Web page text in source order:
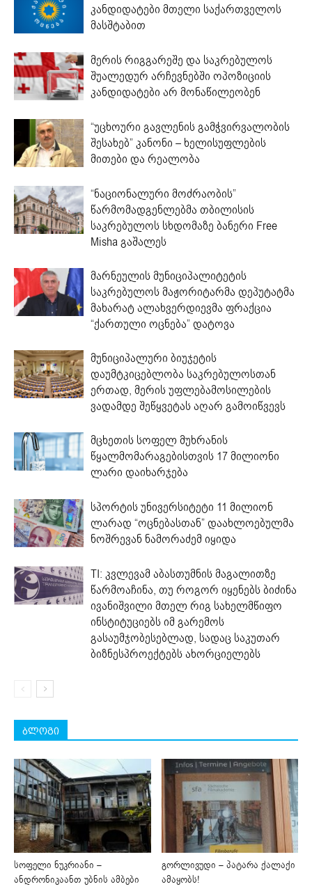
კანდიდატები მთელი საქართველოს
მასშტაბით
მერის რიგგარეშე და საკრებულოს
შუალედურ არჩევნებში ოპოზიციის
კანდიდატები არ მონაწილეობენ
“უცხოური გავლენის გამჭვირვალობის
შესახებ” კანონი – ხელისუფლების
მითები და რეალობა
“ნაციონალური მოძრაობის”
წარმომადგენლებმა თბილისის
საკრებულოს სხდომაზე ბანერი Free
Misha გაშალეს
მარნეულის მუნიციპალიტეტის
საკრებულოს მაჟორიტარმა დეპუტატმა
მახარატ ალახვერდიევმა ფრაქცია
“ქართული ოცნება” დატოვა
მუნიციპალური ბიუჯეტის
დაუმტკიცებლობა საკრებულოსთან
ერთად, მერის უფლებამოსილების
ვადამდე შეწყვეტას აღარ გამოიწვევს
მცხეთის სოფელ მუხრანის
წყალმომარაგებისთვის 17 მილიონი
ლარი დაიხარჯება
სპორტის უნივერსიტეტი 11 მილიონ
ლარად “ოცნებასთან” დაახლოებულმა
ნოშრევან ნამორაძემ იყიდა
TI: კვლევამ აბასთუმნის მაგალითზე
წარმოაჩინა, თუ როგორ იყენებს ბიძინა
ივანიშვილი მთელ რიგ სახელმწიფო
ინსტიტუციებს იმ გარემოს
გასაუმჯობესებლად, სადაც საკუთარ
ბიზნესპროექტებს ახორციელებს
ბლოგი
სოფელი ნუკრიანი –
ანდრონიკაანთ უბნის ამბები
გორლივუდი – პატარა ქალაქი
ამაყობს!